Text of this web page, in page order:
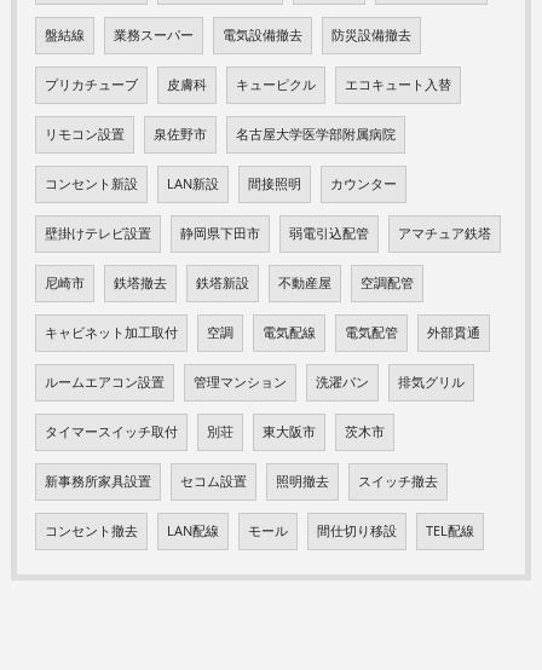
盤結線 業務スーパー 電気設備撤去 防災設備撤去
プリカチューブ 皮膚科 キューピクル エコキュート入替
リモコン設置 泉佐野市 名古屋大学医学部附属病院
コンセント新設 LAN新設 間接照明 カウンター
壁掛けテレビ設置 静岡県下田市 弱電引込配管 アマチュア鉄塔
尼崎市 鉄塔撤去 鉄塔新設 不動産屋 空調配管
キャビネット加工取付 空調 電気配線 電気配管 外部貫通
ルームエアコン設置 管理マンション 洗濯パン 排気グリル
タイマースイッチ取付 別荘 東大阪市 茨木市
新事務所家具設置 セコム設置 照明撤去 スイッチ撤去
コンセント撤去 LAN配線 モール 間仕切り移設 TEL配線